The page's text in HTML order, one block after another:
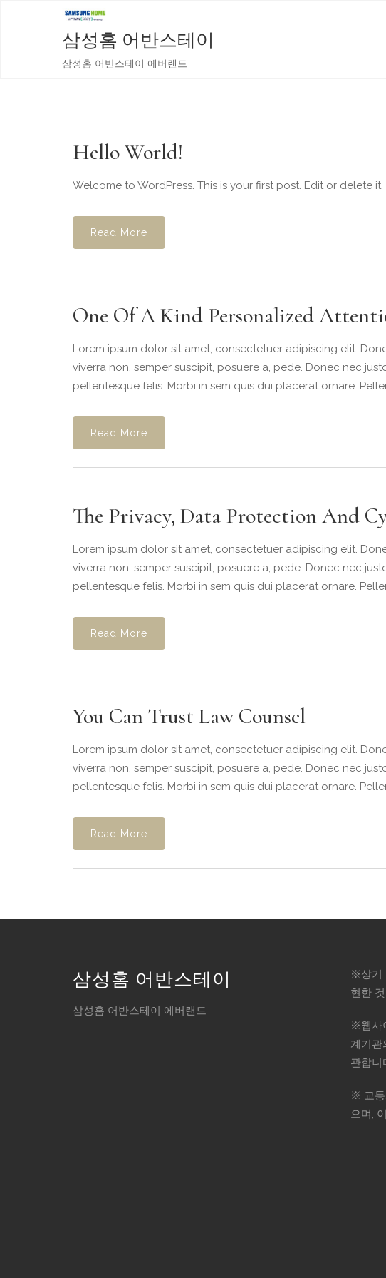
삼성홈 어반스테이
삼성홈 어반스테이 에버랜드
Hello World!
Welcome to WordPress. This is your first post. Edit or delete
Read More
One Of A Kind Personalized
Lorem ipsum dolor sit amet, consectetuer adipiscing elit.
viverra non, semper suscipit, posuere a, pede. Donec nec
pellentesque felis. Morbi in sem quis dui placerat ornare.
Read More
The Privacy, Data Protection And
Lorem ipsum dolor sit amet, consectetuer adipiscing elit.
viverra non, semper suscipit, posuere a, pede. Donec nec
pellentesque felis. Morbi in sem quis dui placerat ornare.
Read More
You Can Trust Law Counsel
Lorem ipsum dolor sit amet, consectetuer adipiscing elit.
viverra non, semper suscipit, posuere a, pede. Donec nec
pellentesque felis. Morbi in sem quis dui placerat ornare.
Read More
삼성홈 어반스테이
삼성홈 어반스테이 에버랜드
※상기
현한
※웹사
계기관
관합니
※ 교통
으며,